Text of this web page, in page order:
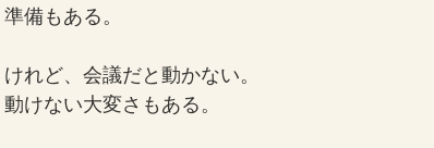
準備もある。
けれど、会議だと動かない。
動けない大変さもある。